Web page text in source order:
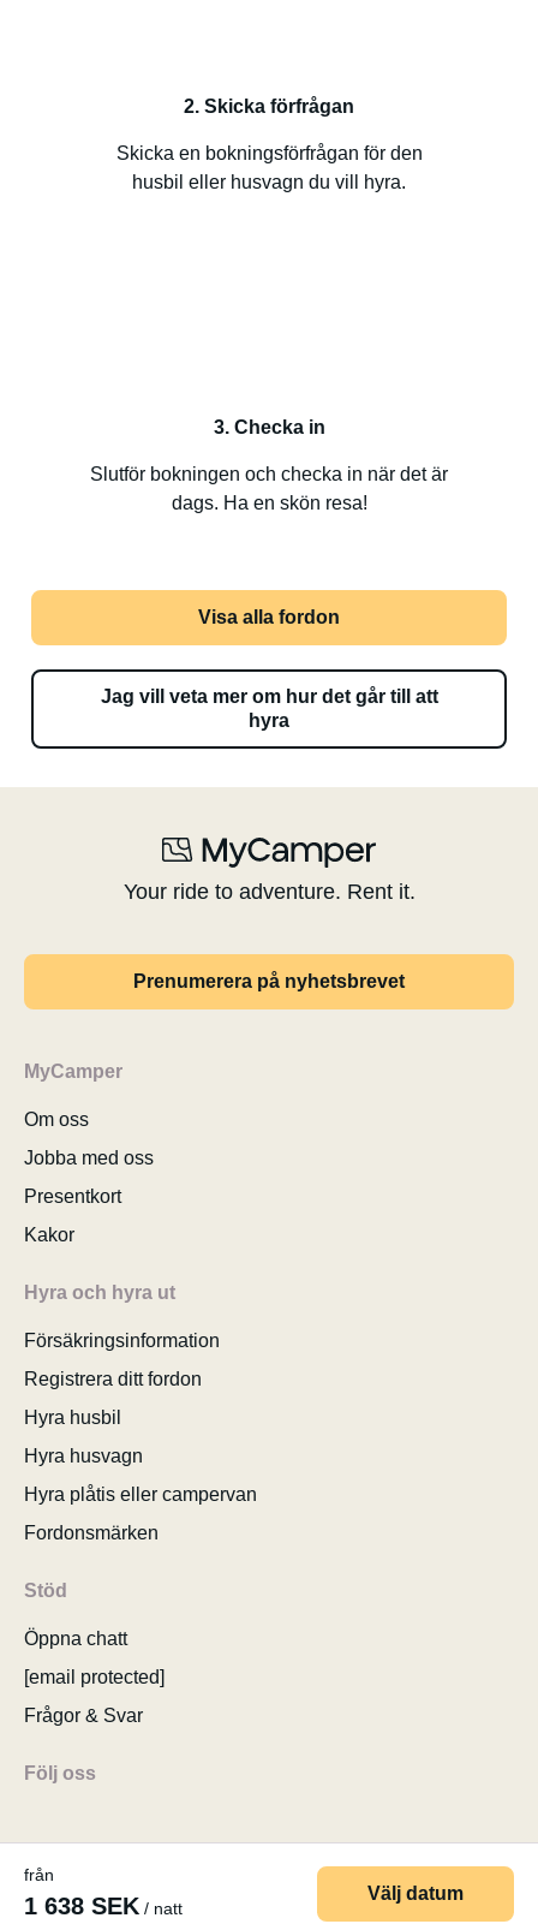
från
1 638 SEK / natt
Välj datum
2. Skicka förfrågan
Skicka en bokningsförfrågan för den
husbil eller husvagn du vill hyra.
3. Checka in
Slutför bokningen och checka in när det är
dags. Ha en skön resa!
Visa alla fordon
Jag vill veta mer om hur det går till att
hyra
Your ride to adventure. Rent it.
Prenumerera på nyhetsbrevet
MyCamper
Om oss
Jobba med oss
Presentkort
Kakor
Hyra och hyra ut
Försäkringsinformation
Registrera ditt fordon
Hyra husbil
Hyra husvagn
Hyra plåtis eller campervan
Fordonsmärken
Stöd
Öppna chatt
[email protected]
Frågor & Svar
Följ oss
© 2026 MyCamper AG Användarvillkor